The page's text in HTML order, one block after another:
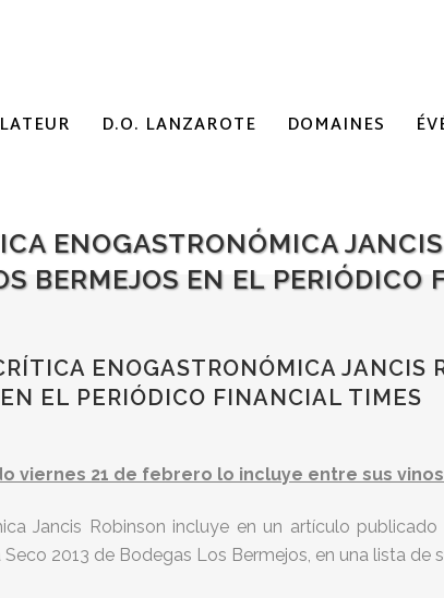
D.O. LANZAROTE DOMAINES
ENOGASTRONÓMICA
BERMEJOS EN EL
ENOGASTRONÓMICA JANCIS
EL PERIÓDICO FINANCIAL TIMES
viernes 21 de febrero lo incluye entre sus
Jancis Robinson incluye en un artículo
2013 de Bodegas Los Bermejos, en una lista de